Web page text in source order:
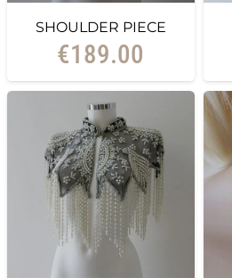
SHOULDER PIECE
€189.00